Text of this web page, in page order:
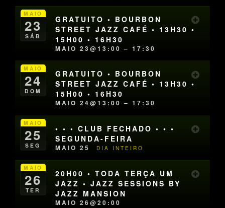
MAIO
23
SÁB
GRATUITO • BOURBON
STREET JAZZ CAFÉ • 13H30 •
15H00 • 16H30
MAIO 23@13:00 – 17:30
MAIO
24
DOM
GRATUITO • BOURBON
STREET JAZZ CAFÉ • 13H30 •
15H00 • 16H30
MAIO 24@13:00 – 17:30
MAIO
25
SEG
• • • CLUB FECHADO • • •
SEGUNDA-FEIRA
MAIO 25 DIA INTEIRO
MAIO
26
TER
20H00 • TODA TERÇA UM
JAZZ • JAZZ SESSIONS BY
JAZZ MANSION
MAIO 26@20:00